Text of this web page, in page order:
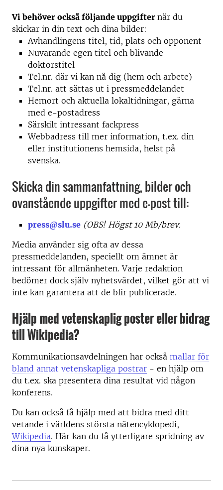
Vi behöver också följande uppgifter när du
skickar in din text och dina bilder:
Avhandlingens titel, tid, plats och opponent
Nuvarande egen titel och blivande
doktorstitel
Tel.nr. där vi kan nå dig (hem och arbete)
Tel.nr. att sättas ut i pressmeddelandet
Hemort och aktuella lokaltidningar, gärna
med e-postadress
Särskilt intressant fackpress
Webbadress till mer information, t.ex. din
eller institutionens hemsida, helst på
svenska.
Skicka din sammanfattning, bilder och
ovanstående uppgifter med e-post till:
press@slu.se (OBS! Högst 10 Mb/brev.
Media använder sig ofta av dessa
pressmeddelanden, speciellt om ämnet är
intressant för allmänheten. Varje redaktion
bedömer dock själv nyhetsvärdet, vilket gör att vi
inte kan garantera att de blir publicerade.
Hjälp med vetenskaplig poster eller bidrag
till Wikipedia?
Kommunikationsavdelningen har också mallar för
bland annat vetenskapliga postrar - en hjälp om
du t.ex. ska presentera dina resultat vid någon
konferens.
Du kan också få hjälp med att bidra med ditt
vetande i världens största nätencyklopedi,
Wikipedia. Här kan du få ytterligare spridning av
dina nya kunskaper.